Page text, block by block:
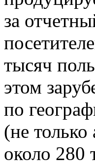
за
тысяч
этом
по
(не только
около 280